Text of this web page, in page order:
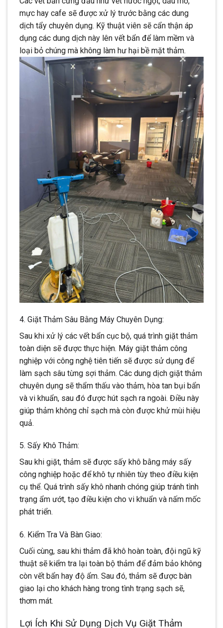
mực hay cafe sẽ được xử lý trước bằng các dung
dịch tẩy chuyên dụng. Kỹ thuật viên sẽ cẩn thận áp
dụng các dung dịch này lên vết bẩn để làm mềm và
loại bỏ chúng mà không làm hư hại bề mặt thảm.
4. Giặt Thảm Sâu Bằng Máy Chuyên Dụng:
Sau khi xử lý các vết bẩn cục bộ, quá trình giặt thảm
toàn diện sẽ được thực hiện. Máy giặt thảm công
nghiệp với công nghệ tiên tiến sẽ được sử dụng để
làm sạch sâu từng sợi thảm. Các dung dịch giặt thảm
chuyên dụng sẽ thẩm thấu vào thảm, hòa tan bụi bẩn
và vi khuẩn, sau đó được hút sạch ra ngoài. Điều này
giúp thảm không chỉ sạch mà còn được khử mùi hiệu
quả.
5. Sấy Khô Thảm:
Sau khi giặt, thảm sẽ được sấy khô bằng máy sấy
công nghiệp hoặc để khô tự nhiên tùy theo điều kiện
cụ thể. Quá trình sấy khô nhanh chóng giúp tránh tình
trạng ẩm ướt, tạo điều kiện cho vi khuẩn và nấm mốc
phát triển.
6. Kiểm Tra Và Bàn Giao:
Cuối cùng, sau khi thảm đã khô hoàn toàn, đội ngũ kỹ
thuật sẽ kiểm tra lại toàn bộ thảm để đảm bảo không
còn vết bẩn hay độ ẩm. Sau đó, thảm sẽ được bàn
giao lại cho khách hàng trong tình trạng sạch sẽ,
thơm mát.
Lợi Ích Khi Sử Dụng Dịch Vụ Giặt Thảm